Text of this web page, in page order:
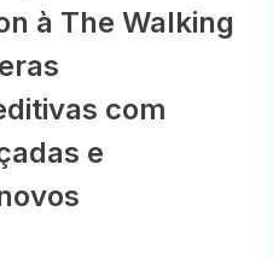
à The Walking
com
e